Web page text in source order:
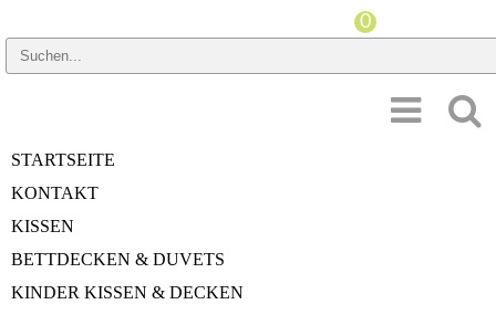
STARTSEITE
KONTAKT
KISSEN
BETTDECKEN & DUVETS
KINDER KISSEN & DECKEN
Daunen & Federn